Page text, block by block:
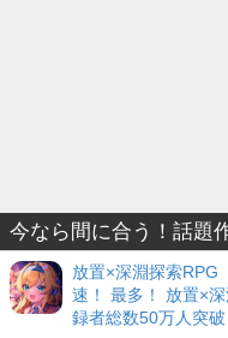
今なら間に合う！話題
放置×深淵探索RPG
速！ 最多！ 放置×
録者総数50万人突破